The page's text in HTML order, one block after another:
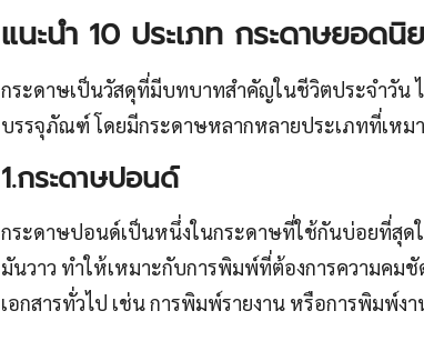
แนะนำ 10 ประเภท กระดาษยอดนิ
กระดาษเป็นวัสดุที่มีบทบาทสำคัญในชีวิตประจำวัน
บรรจุภัณฑ์ โดยมีกระดาษหลากหลายประเภทที่เหม
1.กระดาษปอนด์
กระดาษปอนด์เป็นหนึ่งในกระดาษที่ใช้กันบ่อยที่สุด
มันวาว ทำให้เหมาะกับการพิมพ์ที่ต้องการความคม
เอกสารทั่วไป เช่น การพิมพ์รายงาน หรือการพิมพ์งา